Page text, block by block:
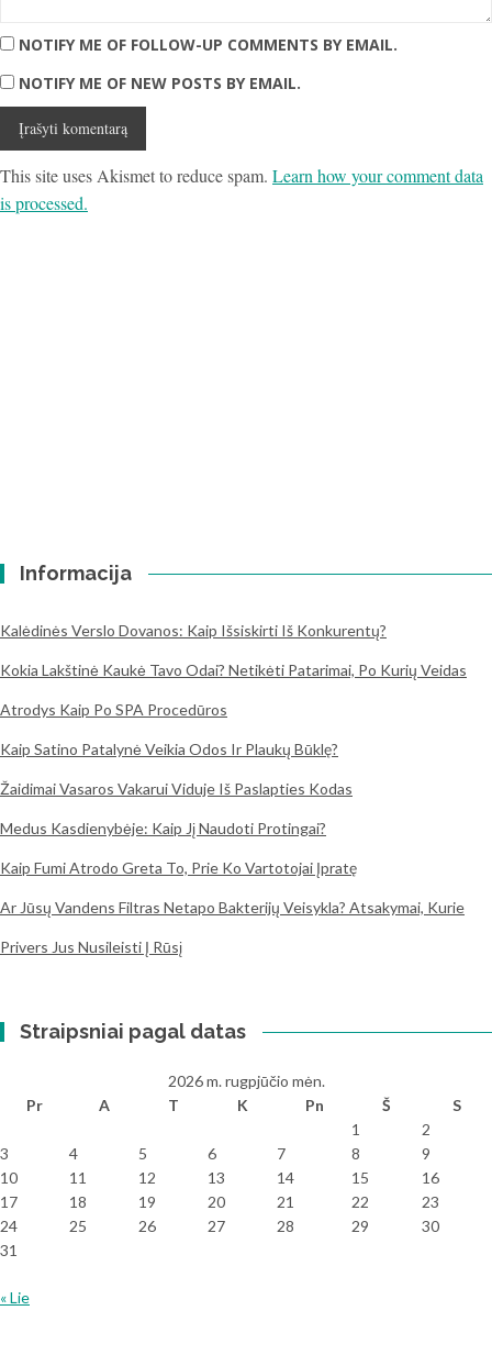
NOTIFY ME OF FOLLOW-UP COMMENTS BY EMAIL.
NOTIFY ME OF NEW POSTS BY EMAIL.
This site uses Akismet to reduce spam. Learn how your comment data
is processed.
Informacija
Kalėdinės Verslo Dovanos: Kaip Išsiskirti Iš Konkurentų?
Kokia Lakštinė Kaukė Tavo Odai? Netikėti Patarimai, Po Kurių Veidas
Atrodys Kaip Po SPA Procedūros
Kaip Satino Patalynė Veikia Odos Ir Plaukų Būklę?
Žaidimai Vasaros Vakarui Viduje Iš Paslapties Kodas
Medus Kasdienybėje: Kaip Jį Naudoti Protingai?
Kaip Fumi Atrodo Greta To, Prie Ko Vartotojai Įpratę
Ar Jūsų Vandens Filtras Netapo Bakterijų Veisykla? Atsakymai, Kurie
Privers Jus Nusileisti Į Rūsį
Straipsniai pagal datas
2026 m. rugpjūčio mėn.
Pr
A T K Pn Š
S
1
2
3
4 5 6 7 8
9
10
11 12 13 14 15
16
17
18 19 20 21 22
23
24
25 26 27 28 29
30
31
« Lie